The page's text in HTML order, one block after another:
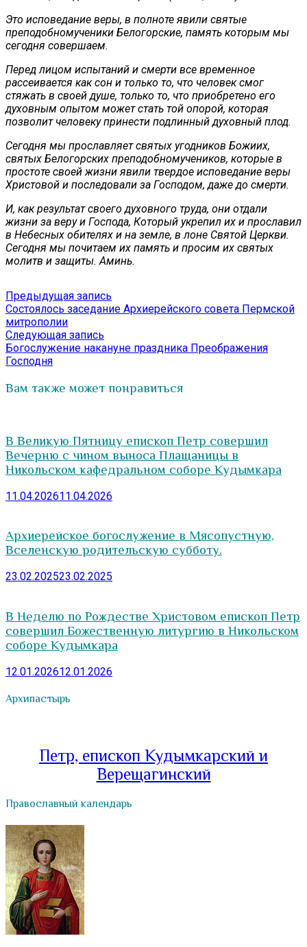
Это исповедание веры, в полноте явили святые
преподобномученики Белогорские, память которым мы
сегодня совершаем.
Перед лицом испытаний и смерти все временное
рассеивается как сон и только то, что человек смог
стяжать в своей душе, только то, что приобретено его
духовным опытом может стать той опорой, которая
позволит человеку принести подлинный духовный плод.
Сегодня мы прославляет святых угодников Божиих,
святых Белогорских преподобномучеников, которые в
простоте своей жизни явили твердое исповедание веры
Христовой и последовали за Господом, даже до смерти.
И, как результат своего духовного труда, они отдали
жизни за веру и Господа, Который укрепил их и прославил
в Небесных обителях и на земле, в лоне Святой Церкви.
Сегодня мы почитаем их память и просим их святых
молитв и защиты. Аминь.
Навигация
по
записям
Предыдущая запись
запись:
Состоялось заседание Архиерейского совета Пермской
митрополии
Следующая запись
запись:
Богослужение накануне праздника Преображения
Господня
Вам также может понравиться
В Великую Пятницу епископ Петр совершил
Вечерню с чином выноса Плащаницы в
Никольском кафедральном соборе Кудымкара
11.04.202611.04.2026
Архиерейское богослужение в Мясопустную,
Вселенскую родительскую субботу.
23.02.202523.02.2025
В Неделю по Рождестве Христовом епископ Петр
совершил Божественную литургию в Никольском
соборе Кудымкара
12.01.202612.01.2026
Архипастырь
Петр, епископ Кудымкарский и
Верещагинский
Православный календарь